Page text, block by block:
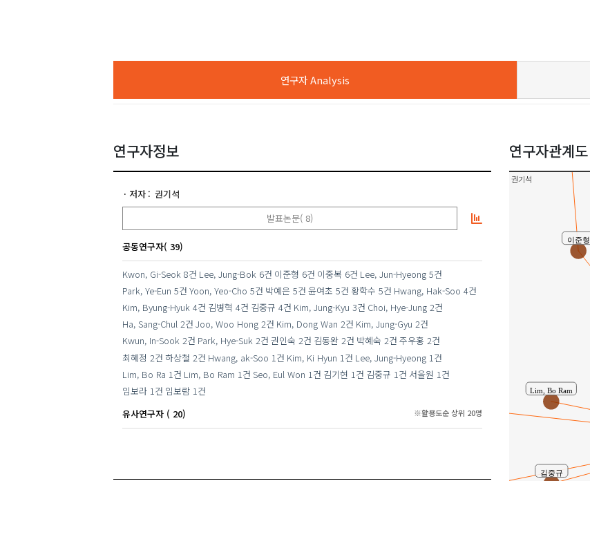
연구자 Analysis
연구자정보
저자
권기석
발표논문( 8)
공동연구자( 39)
Kwon, Gi-Seok 8건 Lee, Jung-Bok 6건 이준형 6건 이중복 6건 Lee, Jun-Hyeong 5건
Park, Ye-Eun 5건 Yoon, Yeo-Cho 5건 박예은 5건 윤여초 5건 황학수 5건 Hwang, Hak-Soo 4건
Kim, Byung-Hyuk 4건 김병혁 4건 김중규 4건 Kim, Jung-Kyu 3건 Choi, Hye-Jung 2건
Ha, Sang-Chul 2건 Joo, Woo Hong 2건 Kim, Dong Wan 2건 Kim, Jung-Gyu 2건
Kwun, In-Sook 2건 Park, Hye-Suk 2건 권인숙 2건 김동완 2건 박혜숙 2건 주우홍 2건
최혜정 2건 하상철 2건 Hwang, ak-Soo 1건 Kim, Ki Hyun 1건 Lee, Jung-Hyeong 1건
Lim, Bo Ra 1건 Lim, Bo Ram 1건 Seo, Eul Won 1건 김기현 1건 김중규 1건 서을원 1건
임보라 1건 임보람 1건
유사연구자 ( 20)
※활용도순 상위 20명
연구자관계도
권기석
Lim, Bo Ram
김중규
이준형
Choi, Yung Hyun
김지현